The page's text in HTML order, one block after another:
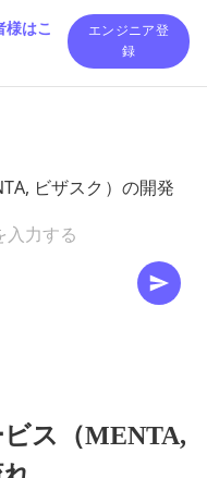
様はこ
エンジニア登
録
ビザスク）の開発
ス（MENTA,